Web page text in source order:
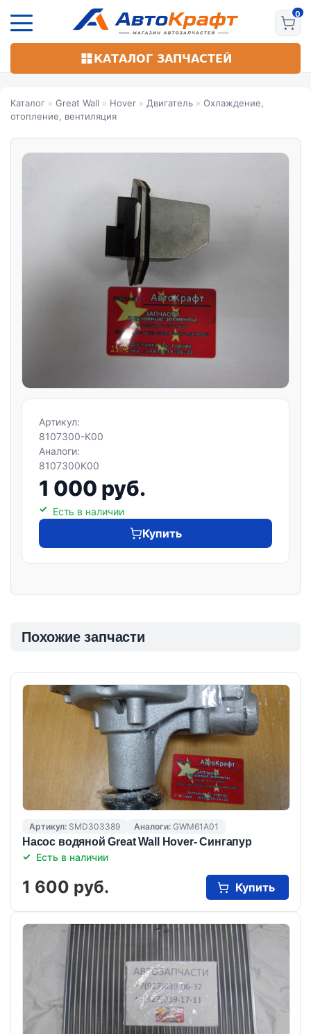
основному
КАТАЛОГ ЗАПЧАСТЕЙ
Каталог » Great Wall » Hover » Двигатель » Охлаждение,
отопление, вентиляция
Артикул:
8107300-K00
Аналоги:
8107300K00
1 000 руб.
Есть в наличии
Купить
Похожие запчасти
Артикул: SMD303389 Аналоги: GWM61A01
Насос водяной Great Wall Hover- Сингапур
Есть в наличии
1 600 руб. Купить